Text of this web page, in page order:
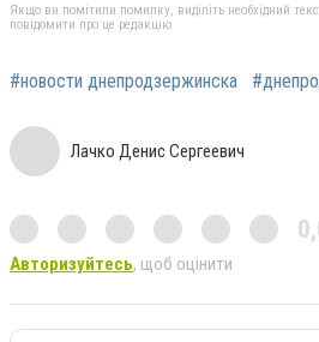
Якщо ви помітили помилку, виділіть необхідний
повідомити про це редакцію
#новости днепродзержинска
Лачко Денис Сергеевич
Авторизуйтесь, щоб оцінити